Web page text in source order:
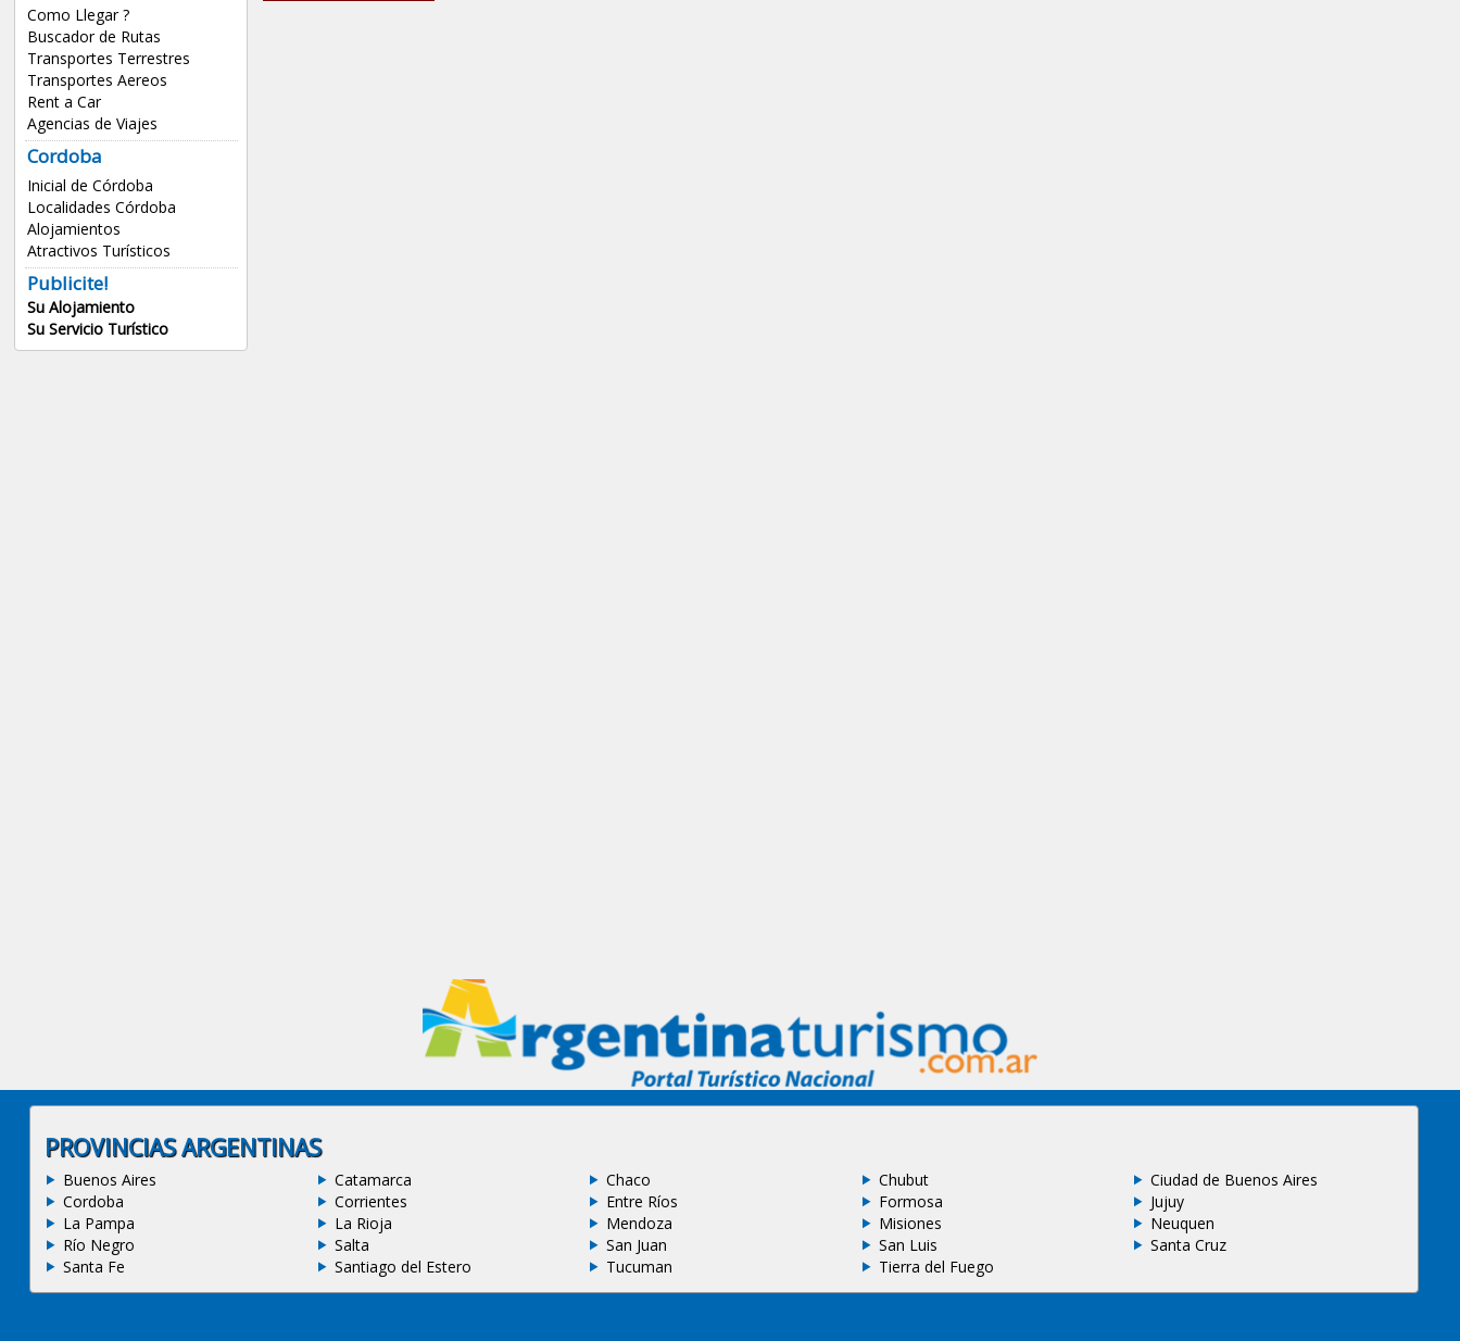
Como Llegar ?
Buscador de Rutas
Transportes Terrestres
Transportes Aereos
Rent a Car
Agencias de Viajes
Cordoba
Inicial de Córdoba
Localidades Córdoba
Alojamientos
Atractivos Turísticos
Publicite!
Su Alojamiento
Su Servicio Turístico
PROVINCIAS ARGENTINAS
Buenos Aires Catamarca Chaco Chubut
Ciudad de Buenos Aires
Cordoba
Corrientes Entre Ríos Formosa
Jujuy
La Pampa
La Rioja Mendoza Misiones
Neuquen
Río Negro
Salta San Juan San Luis
Santa Cruz
Santa Fe
Santiago del Estero Tucuman Tierra del Fuego